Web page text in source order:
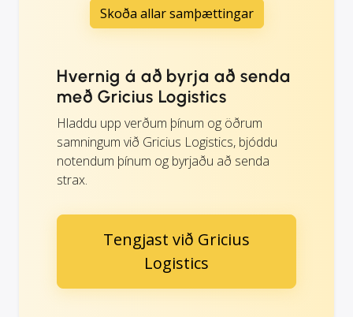
Skoða allar samþættingar
Hvernig á að byrja að senda
með Gricius Logistics
Hladdu upp verðum þínum og öðrum
samningum við Gricius Logistics, bjóddu
notendum þínum og byrjaðu að senda
strax.
Tengjast við Gricius
Logistics